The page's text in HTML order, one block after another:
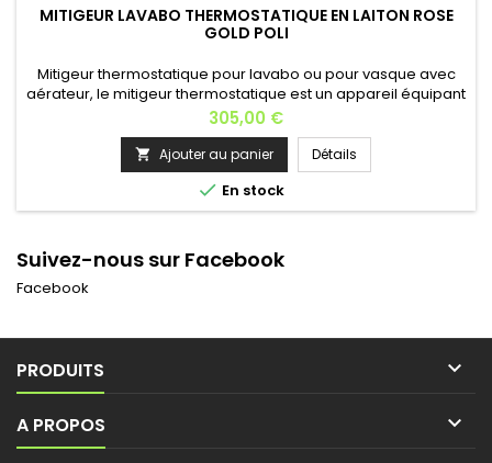
MITIGEUR LAVABO THERMOSTATIQUE EN LAITON ROSE
GOLD POLI
Mitigeur thermostatique pour lavabo ou pour vasque avec
aérateur, le mitigeur thermostatique est un appareil équipant
les installations d’eau chaude sanitaire. Comme la vanne
thermostatique, il réalise une action sur les débits en fonction
d’une température. Mitigeur thermostatique avec sécurité
anti-brûlure; Boutons ergonomiques ; Matière: laiton...
Prix
305,00 €
 Ajouter au panier Détails
 En stock
Suivez-nous sur Facebook
Facebook
PRODUITS 
A PROPOS 